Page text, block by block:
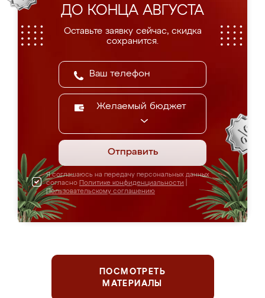
ДО КОНЦА АВГУСТА
Оставьте заявку сейчас, скидка
сохранится.
Желаемый бюджет
Отправить
Я соглашаюсь на передачу персональных данных
согласно Политике конфиденциальности
Пользовательскому соглашению
ПОСМОТРЕТЬ
МАТЕРИАЛЫ